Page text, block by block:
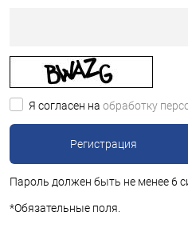
Я согласен на обработку
Пароль должен быть не менее 6
*Обязательные поля.